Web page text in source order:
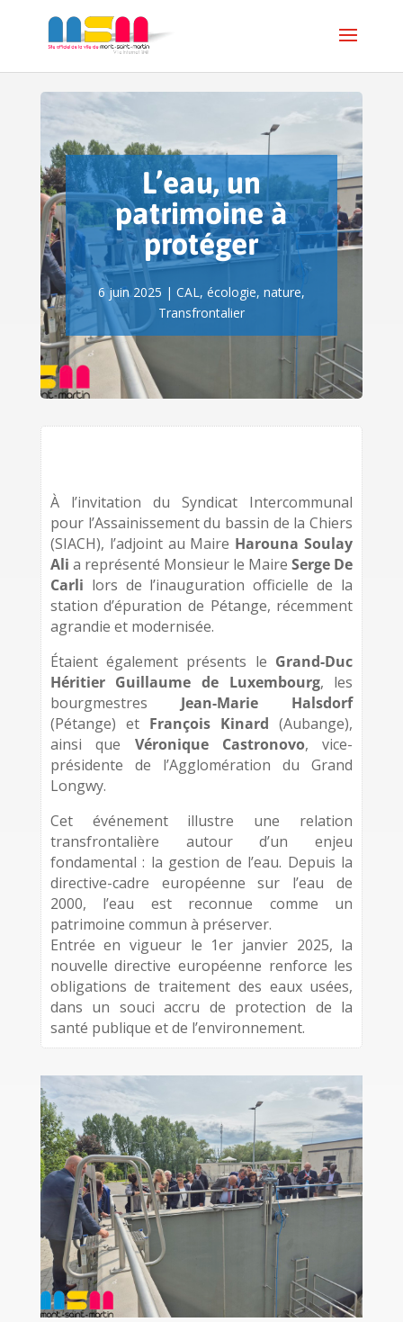
L’eau, un
patrimoine à
protéger
6 juin 2025 | CAL, écologie, nature,
Transfrontalier
À l’invitation du Syndicat Intercommunal
pour l’Assainissement du bassin de la Chiers
(SIACH), l’adjoint au Maire Harouna Soulay
Ali a représenté Monsieur le MaireSerge De
Carli lors de l’inauguration officielle de la
station d’épuration de Pétange, récemment
agrandie et modernisée.
Étaient également présents le Grand-Duc
Héritier Guillaume de Luxembourg, les
bourgmestres Jean-Marie Halsdorf
(Pétange) et François Kinard (Aubange),
ainsi que Véronique Castronovo, vice-
présidente de l’Agglomération du Grand
Longwy.
Cet événement illustre une relation
transfrontalière autour d’un enjeu
fondamental : la gestion de l’eau. Depuis la
directive-cadre européenne sur l’eau de
2000, l’eau est reconnue comme un
patrimoine commun à préserver.
Entrée en vigueur le 1er janvier 2025, la
nouvelle directive européenne renforce les
obligations de traitement des eaux usées,
dans un souci accru de protection de la
santé publique et de l’environnement.